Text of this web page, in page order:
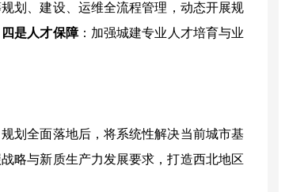
划、建设、运维全流程管理，动态开展规
四是人才保障：加强城建专业人才培育与业
划全面落地后，将系统性解决当前城市基
略与新质生产力发展要求，打造西北地区